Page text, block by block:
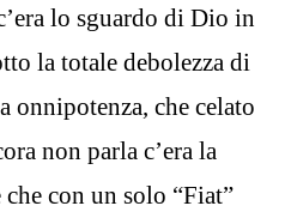
lo sguardo di Dio in
la totale debolezza di
onnipotenza, che celato
non parla c’era la
che con un solo “Fiat”